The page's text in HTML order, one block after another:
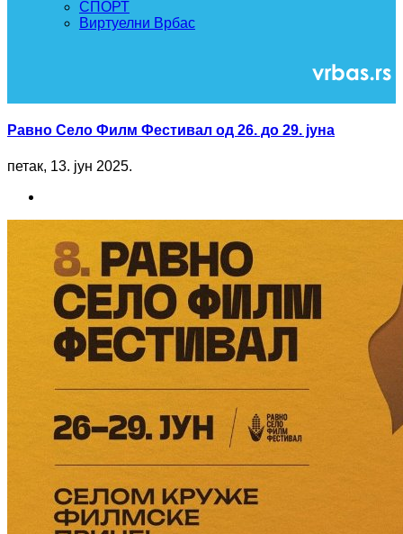
СПОРТ
Виртуелни Врбас
Равно Село Филм Фестивал од 26. до 29. јуна
петак, 13. јун 2025.